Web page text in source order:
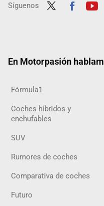
Síguenos
En Motorpasión
Fórmula1
Coches híbridos y
enchufables
SUV
Rumores de coches
Comparativa de coches
Futuro